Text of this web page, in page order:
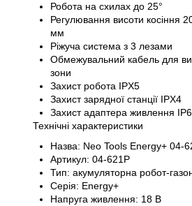
Робота на схилах до 25°
Регулювання висоти косіння
мм
Ріжуча система з 3 лезами
Обмежувальний кабель для
зони
Захист робота IPX5
Захист зарядної станції IPX4
Захист адаптера живлення
Технічні характеристики
Назва: Neo Tools Energy+ 04-
Артикул: 04-621P
Тип: акумуляторна робот-
Серія: Energy+
Напруга живлення: 18 В